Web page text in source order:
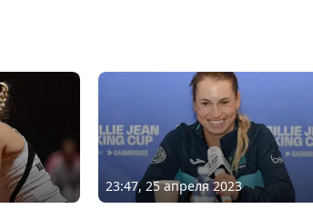
23:47, 25 апреля 2023